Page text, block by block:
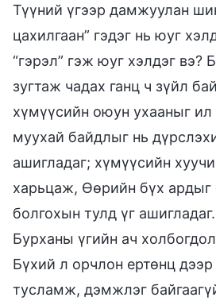
Түүний үгээр дамжуулан
цахилгаан” гэдэг нь юуг
“гэрэл” гэж юуг хэлдэг вэ?
зугтаж чадах ганц ч зүйл
хүмүүсийн оюун ухааныг
муухай байдлыг нь
ашигладаг; хүмүүсийн
харьцаж, Өөрийн бүх ардыг
болгохын тулд үг
Бурханы үгийн ач
Бүхий л орчлон ертөнц
тусламж, дэмжлэг